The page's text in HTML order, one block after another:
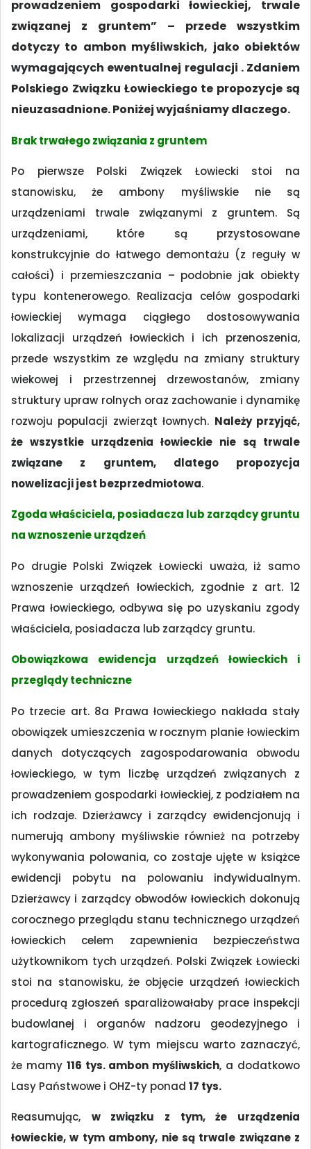
prowadzeniem gospodarki łowieckiej, trwale
związanej z gruntem” – przede wszystkim
dotyczy to ambon myśliwskich, jako obiektów
wymagających ewentualnej regulacji . Zdaniem
Polskiego Związku Łowieckiego te propozycje są
nieuzasadnione. Poniżej wyjaśniamy dlaczego.
Brak trwałego związania z gruntem
Po pierwsze Polski Związek Łowiecki stoi na
stanowisku, że ambony myśliwskie nie są
urządzeniami trwale związanymi z gruntem. Są
urządzeniami, które są przystosowane
konstrukcyjnie do łatwego demontażu (z reguły w
całości) i przemieszczania – podobnie jak obiekty
typu kontenerowego. Realizacja celów gospodarki
łowieckiej wymaga ciągłego dostosowywania
lokalizacji urządzeń łowieckich i ich przenoszenia,
przede wszystkim ze względu na zmiany struktury
wiekowej i przestrzennej drzewostanów, zmiany
struktury upraw rolnych oraz zachowanie i dynamikę
rozwoju populacji zwierząt łownych. Należy przyjąć,
że wszystkie urządzenia łowieckie nie są trwale
związane z gruntem, dlatego propozycja
nowelizacji jest bezprzedmiotowa.
Zgoda właściciela, posiadacza lub zarządcy gruntu
na wznoszenie urządzeń
Po drugie Polski Związek Łowiecki uważa, iż samo
wznoszenie urządzeń łowieckich, zgodnie z art. 12
Prawa łowieckiego, odbywa się po uzyskaniu zgody
właściciela, posiadacza lub zarządcy gruntu.
Obowiązkowa ewidencja urządzeń łowieckich i
przeglądy techniczne
Po trzecie art. 8a Prawa łowieckiego nakłada stały
obowiązek umieszczenia w rocznym planie łowieckim
danych dotyczących zagospodarowania obwodu
łowieckiego, w tym liczbę urządzeń związanych z
prowadzeniem gospodarki łowieckiej, z podziałem na
ich rodzaje. Dzierżawcy i zarządcy ewidencjonują i
numerują ambony myśliwskie również na potrzeby
wykonywania polowania, co zostaje ujęte w książce
ewidencji pobytu na polowaniu indywidualnym.
Dzierżawcy i zarządcy obwodów łowieckich dokonują
corocznego przeglądu stanu technicznego urządzeń
łowieckich celem zapewnienia bezpieczeństwa
użytkownikom tych urządzeń. Polski Związek Łowiecki
stoi na stanowisku, że objęcie urządzeń łowieckich
procedurą zgłoszeń sparaliżowałaby prace inspekcji
budowlanej i organów nadzoru geodezyjnego i
kartograficznego. W tym miejscu warto zaznaczyć,
że mamy 116 tys. ambon myśliwskich, a dodatkowo
Lasy Państwowe i OHZ-ty ponad 17 tys.
Reasumując, w związku z tym, że urządzenia
łowieckie, w tym ambony, nie są trwale związane z